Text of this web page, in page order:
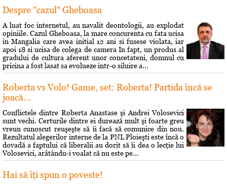
Despre "cazul" Gheboasa
A luat foc internetul, au navalit deontologii, au explodat
opiniile. Cazul Gheboasa, la mare concurenta cu fata ucisa
in Mangalia care avea initial 12 ani si fusese violata, iar
apoi 18 si ucisa de colega de camera In fapt, un produs al
gradului de cultura aferent unor concetateni, domnul cu
pricina a fost lasat sa evolueze intr-o siluire a...
Roberta vs Volo! Game, set: Roberta! Partida încă se
joacă...
Conflictele dintre Roberta Anastase şi Andrei Volosevici
sunt vechi. Certurile dintre ei durează mult şi foarte greu
vreun cunoscut reuşeşte să îi facă să comunice din nou.
Rezultatul alegerilor interne de la PNL Ploieşti este încă o
dovadă a faptului că liberalii au dorit să îi dea o lecţie lui
Volosevici, arâtându-i voalat că nu este pe...
Hai să îţi spun o poveste!